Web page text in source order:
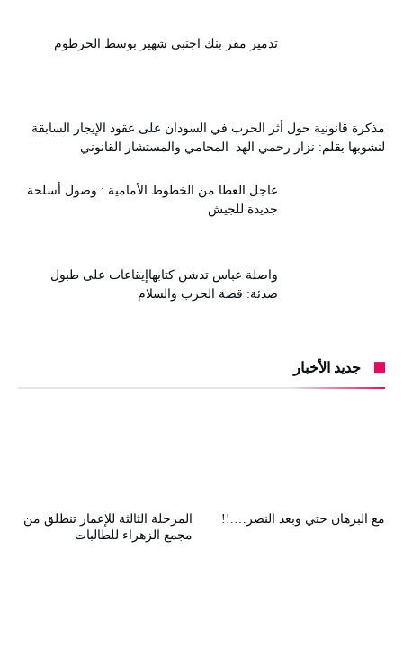
تدمير مقر بنك اجنبي شهير بوسط الخرطوم
مذكرة قانونية حول أثر الحرب في السودان على عقود الإيجار السابقة
لنشوبها بقلم: نزار رحمي الهد المحامي والمستشار القانوني
عاجل العطا من الخطوط الأمامية : وصول أسلحة
جديدة للجيش
واصلة عباس تدشن كتابهاإيقاعات على طبول
صدئة: قصة الحرب والسلام
جديد الأخبار
المرحلة الثالثة للإعمار تنطلق من
مجمع الزهراء للطالبات
مع البرهان حتي وبعد النصر….!!